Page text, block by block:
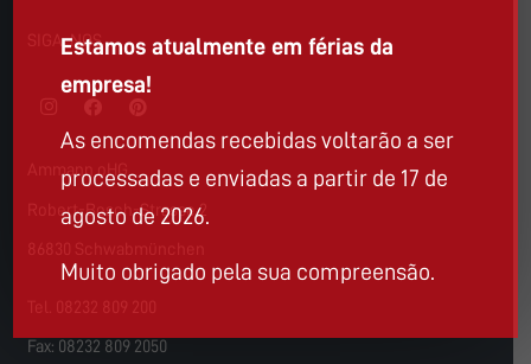
SIGA-NOS
Ammann oHG
Robert-Bosch-Strasse 2
86830 Schwabmünchen
Tel. 08232 809 200
Fax: 08232 809 2050
Estamos atualmente em férias da
empresa!
As encomendas recebidas voltarão a ser
processadas e enviadas a partir de 17 de
agosto de 2026.
Muito obrigado pela sua compreensão.